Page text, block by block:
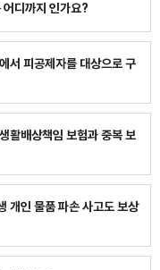
디까지 인가요?
서 피공제자를 대상으로 구
활배상책임 보험과 중복 보
개인 물품 파손 사고도 보상